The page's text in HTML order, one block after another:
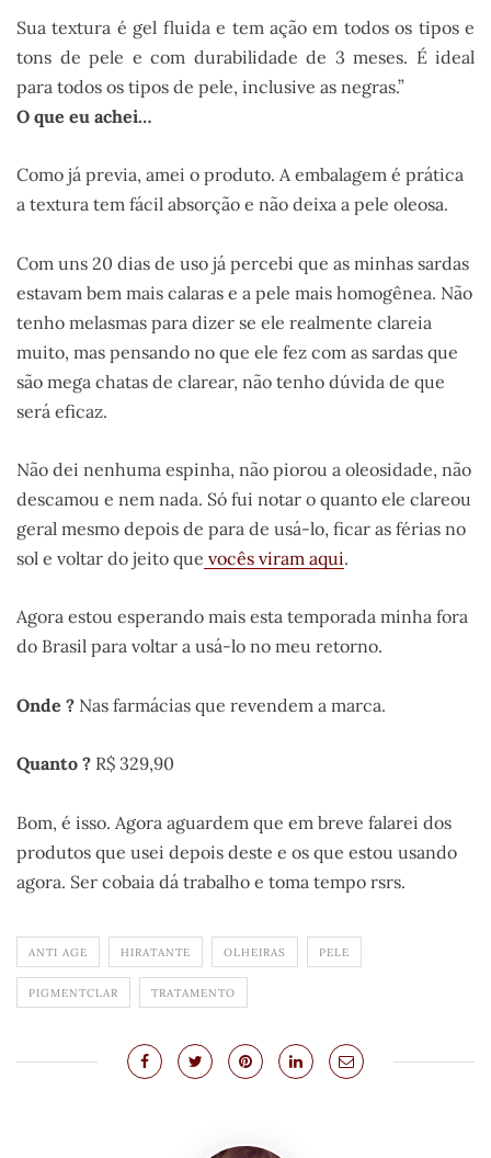
Sua textura é gel fluida e tem ação em todos os tipos e
tons de pele e com durabilidade de 3 meses. É ideal
para todos os tipos de pele, inclusive as negras.”
O que eu achei…
Como já previa, amei o produto. A embalagem é prática
a textura tem fácil absorção e não deixa a pele oleosa.
Com uns 20 dias de uso já percebi que as minhas sardas
estavam bem mais calaras e a pele mais homogênea. Não
tenho melasmas para dizer se ele realmente clareia
muito, mas pensando no que ele fez com as sardas que
são mega chatas de clarear, não tenho dúvida de que
será eficaz.
Não dei nenhuma espinha, não piorou a oleosidade, não
descamou e nem nada. Só fui notar o quanto ele clareou
geral mesmo depois de para de usá-lo, ficar as férias no
sol e voltar do jeito que vocês viram aqui.
Agora estou esperando mais esta temporada minha fora
do Brasil para voltar a usá-lo no meu retorno.
Onde ? Nas farmácias que revendem a marca.
Quanto ? R$ 329,90
Bom, é isso. Agora aguardem que em breve falarei dos
produtos que usei depois deste e os que estou usando
agora. Ser cobaia dá trabalho e toma tempo rsrs.
ANTI AGE HIRATANTE OLHEIRAS PELE
PIGMENTCLAR TRATAMENTO